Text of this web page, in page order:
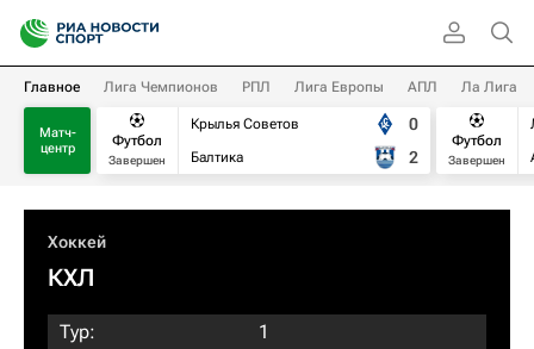
Главное Лига Чемпионов РПЛ Лига Европы АПЛ Ла Лига
Матч-
центр
Футбол
Завершен
Крылья Советов
Балтика
0
2
Футбол
Завершен
Хоккей
КХЛ
Тур:
1